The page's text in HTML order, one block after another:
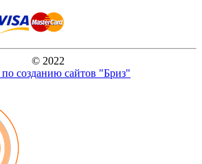
© 2022
созданию сайтов "Бриз"